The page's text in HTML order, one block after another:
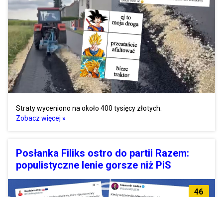
Straty wyceniono na około 400 tysięcy złotych.
Zobacz więcej »
Posłanka Filiks ostro do partii Razem:
populistyczne lenie gorsze niż PiS
46